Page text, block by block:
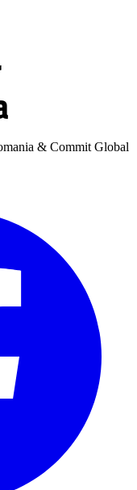
& Commit Global